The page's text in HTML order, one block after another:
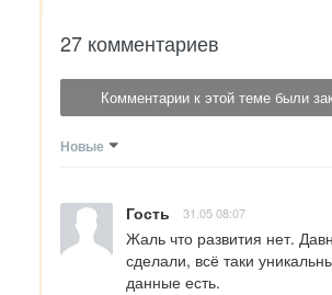
27 комментариев
Комментарии к этой теме были
Новые
Гость 31.05 08:07
Жаль что развития нет.
сделали, всё таки
данные есть.